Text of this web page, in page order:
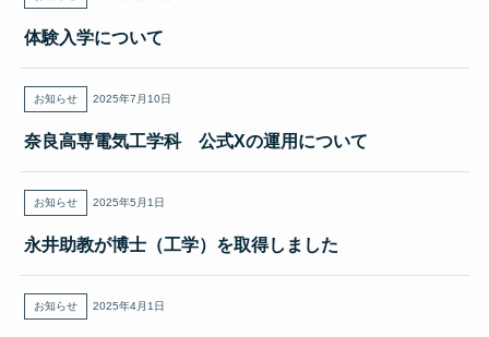
体験入学について
2025年7月10日
お知らせ
奈良高専電気工学科 公式Xの運用について
2025年5月1日
お知らせ
永井助教が博士（工学）を取得しました
2025年4月1日
お知らせ